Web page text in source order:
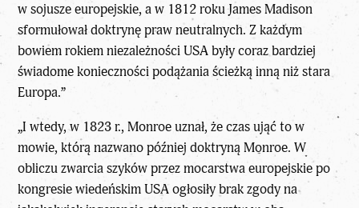
w sojusze europejskie, a w 1812 roku James Madison
sformułował doktrynę praw neutralnych. Z każdym
bowiem rokiem niezależności USA były coraz bardziej
świadome konieczności podążania ścieżką inną niż stara
Europa.”
„I wtedy, w 1823 r., Monroe uznał, że czas ująć to w
mowie, którą nazwano później doktryną Monroe. W
obliczu zwarcia szyków przez mocarstwa europejskie po
kongresie wiedeńskim USA ogłosiły brak zgody na